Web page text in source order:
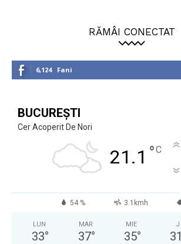
RĂMÂI CONECTAT
6,124 Fani
BUCUREȘTI
Cer Acoperit De Nori
21.1 °C
54 % 3.1kmh
LUN
33°
MAR
37°
MIE
35°
J
31